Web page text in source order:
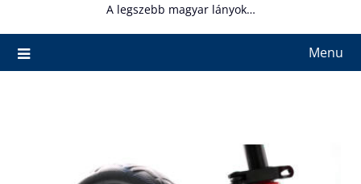
A legszebb magyar lányok…
Menu